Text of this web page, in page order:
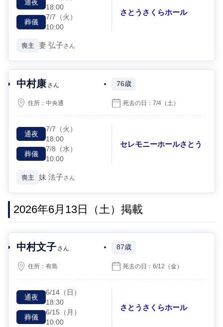
通夜
18:00
葬儀
7/7 （火）
10:00
さとうさくらホール
喪主 妻 弘子さん
中村康 さん 76歳
住所：中央通 死去の日：7/4 （土）
通夜
7/7 （火）
18:00
葬儀
7/8 （水）
10:00
セレモニーホールさとう
喪主 妹 法子さん
2026年6月13日（土）掲載
中村文子 さん 87歳
住所：有島 死去の日：6/12 （金）
通夜
6/14 （日）
18:30
葬儀
6/15 （月）
10:00
さとうさくらホール